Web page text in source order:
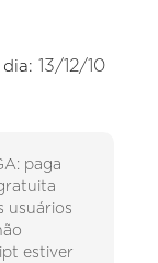
13/12/10
paga
usuários
estiver